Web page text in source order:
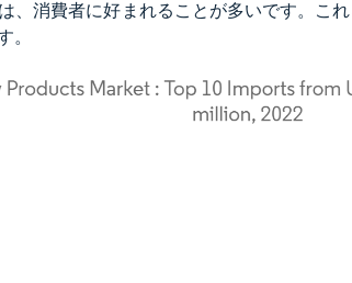
、消費者に好まれることが多いです。こ
。